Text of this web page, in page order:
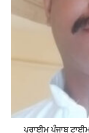
ਪ੍ਰਾਈਮ ਪੰਜਾਬ